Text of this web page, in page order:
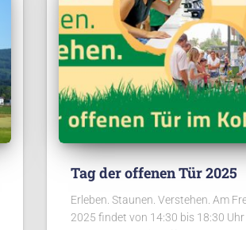
Tag der offenen Tür 2025
Erleben. Staunen. Verstehen. Am
2025 findet von 14:30 bis 18:30